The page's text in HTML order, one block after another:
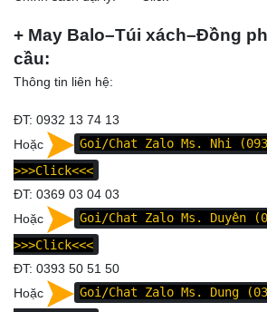
+ May Balo–Túi xách–Đồng
cầu:
Thông tin liên hệ:
ĐT: 0932 13 74 13
Hoặc
Goi/Chat Zalo Ms. Nhi
>>>Click<<<
ĐT: 0369 03 04 03
Hoặc
Goi/Chat Zalo Ms. Duyên
>>>Click<<<
ĐT: 0393 50 51 50
Hoặc
Goi/Chat Zalo Ms. Dung